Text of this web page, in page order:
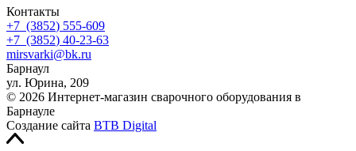
Контакты
+7 (3852) 555-609
+7 (3852) 40-23-63
mirsvarki@bk.ru
Барнаул
ул. Юрина, 209
© 2026 Интернет-магазин сварочного оборудования в
Барнауле
Создание сайта BTB Digital